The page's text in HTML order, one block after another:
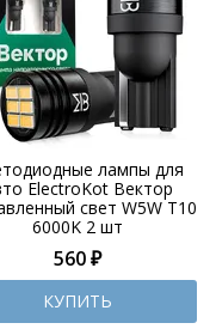
лампы для
ElectroKot Вектор
свет W5W T10
6000K 2 шт
560 ₽
КУПИТЬ